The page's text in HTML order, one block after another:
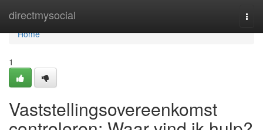
directmysocial
Home
Home
1
Vaststellingsovereenkomst